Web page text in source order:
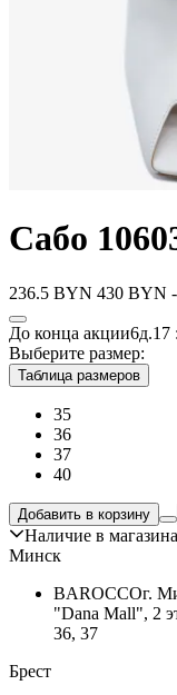
Сабо
236.5 BYN 430 BYN
До конца акции6д.17
Выберите размер:
Таблица размеров
35
36
37
40
Добавить в корзину
Наличие в
Минск
BAROCCOг.
"Dana Mall", 2
36, 37
Брест